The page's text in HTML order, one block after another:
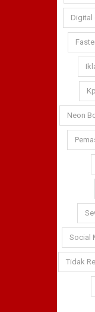
Digital
Neon
Social
Tidak